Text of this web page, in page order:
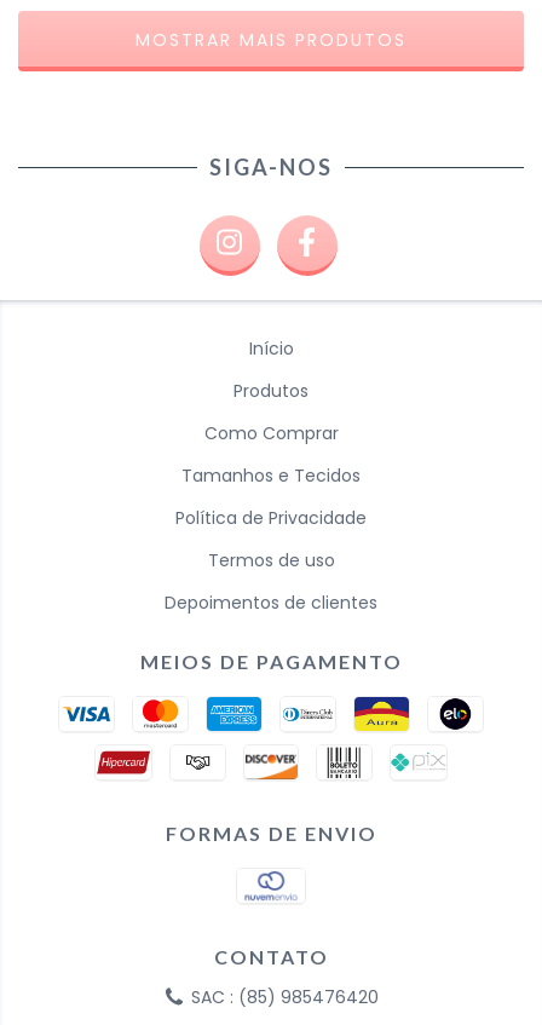
MOSTRAR MAIS PRODUTOS
SIGA-NOS
Início
Produtos
Como Comprar
Tamanhos e Tecidos
Política de Privacidade
Termos de uso
Depoimentos de clientes
MEIOS DE PAGAMENTO
FORMAS DE ENVIO
CONTATO
SAC : (85) 985476420